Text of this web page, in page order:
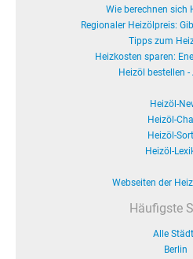
Wie berechnen sich
Regionaler Heizölpreis:
Tipps zum
Heizkosten sparen:
Heizöl bestellen -
Heizöl-
Heizöl-
Heizöl-
Heizöl-
Webseiten der
Häufigste
Alle
Berlin